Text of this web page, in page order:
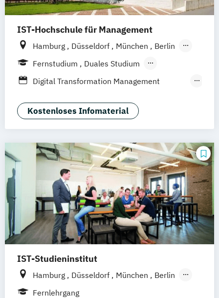
IST-Hochschule für Management
Hamburg Düsseldorf München
Berlin
Weil am Rhein
Frankfurt am Main
Fernstudium
Duales Studium
Fernlehrgang
Digital Transformation Management
Hotelmanagement)
Hospitality Controlling & Hotel Asset
Hotel Management
Hotel Management (dual)
Hotel- und Tourismusmarketing
Hotelmarketing Hotelökonom (FH)
Revenue Management - Schwerpunkt Hotel
Consulting
Tourismus Management
Tourismusökonom (FH)
Kostenloses Infomaterial
IST-Studieninstitut
Hamburg Düsseldorf München
Berlin
Weil am Rhein
Fernlehrgang